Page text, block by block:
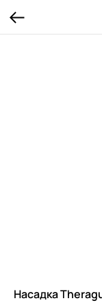
Насадка